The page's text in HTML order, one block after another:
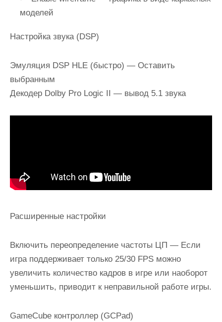
моделей
Настройка звука (DSP)
Эмуляция DSP HLE (быстро) — Оставить
выбранным
Декодер Dolby Pro Logic II — вывод 5.1 звука
Расширенные настройки
Включить переопределение частоты ЦП — Если
игра поддерживает только 25/30 FPS можно
увеличить количество кадров в игре или наоборот
уменьшить, приводит к неправильной работе игры.
GameCube контроллер (GCPad)